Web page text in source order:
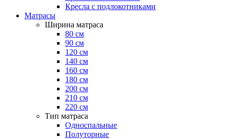
Кресла с подлокотниками
Матрасы
Ширина матраса
80 см
90 см
120 см
140 см
160 см
180 см
200 см
210 см
220 см
Тип матраса
Односпальные
Полуторные